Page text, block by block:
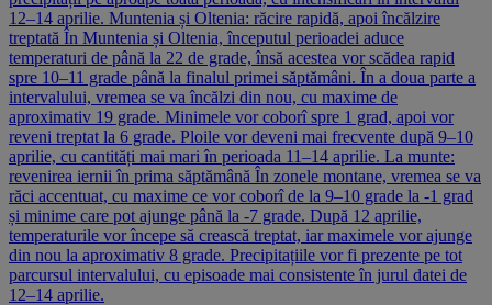
12–14 aprilie. Muntenia și Oltenia: răcire rapidă, apoi încălzire
treptată În Muntenia și Oltenia, începutul perioadei aduce
temperaturi de până la 22 de grade, însă acestea vor scădea rapid
spre 10–11 grade până la finalul primei săptămâni. În a doua parte a
intervalului, vremea se va încălzi din nou, cu maxime de
aproximativ 19 grade. Minimele vor coborî spre 1 grad, apoi vor
reveni treptat la 6 grade. Ploile vor deveni mai frecvente după 9–10
aprilie, cu cantități mai mari în perioada 11–14 aprilie. La munte:
revenirea iernii în prima săptămână În zonele montane, vremea se va
răci accentuat, cu maxime ce vor coborî de la 9–10 grade la -1 grad
și minime care pot ajunge până la -7 grade. După 12 aprilie,
temperaturile vor începe să crească treptat, iar maximele vor ajunge
din nou la aproximativ 8 grade. Precipitațiile vor fi prezente pe tot
parcursul intervalului, cu episoade mai consistente în jurul datei de
12–14 aprilie.